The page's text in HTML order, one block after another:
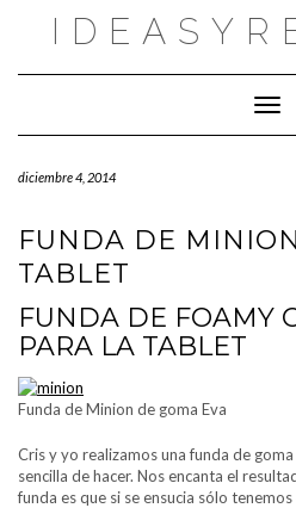
diciembre 4, 2014
FUNDA DE
TABLET
FUNDA DE FOAMY
PARA LA TABLET
Funda de Minion de goma Eva
Cris y yo realizamos una funda de
sencilla de hacer. Nos encanta el
funda es que si se ensucia sólo